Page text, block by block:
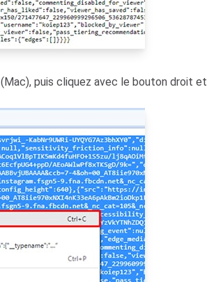
(Mac), puis cliquez avec le bouton droit et